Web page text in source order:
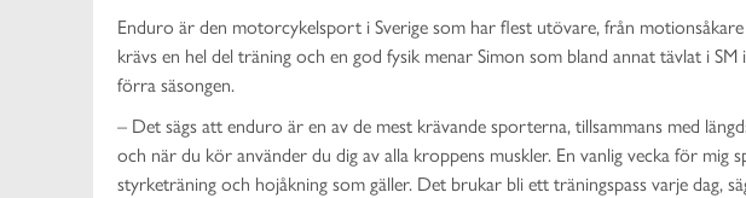
Enduro är den motorcykelsport i Sverige som har flest utövare, från
krävs en hel del träning och en god fysik menar Simon som bland annat tävlat i
förra säsongen.
– Det sägs att enduro är en av de mest krävande sporterna, tillsammans med
och när du kör använder du dig av alla kroppens muskler. En vanlig vecka för mig
styrketräning och hojåkning som gäller. Det brukar bli ett träningspass varje dag,